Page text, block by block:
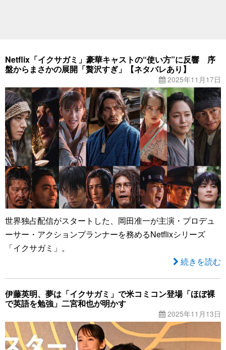
Netflix「イクサガミ」豪華キャストの“使い方”に反響 序
盤からまさかの展開「贅沢すぎ」【ネタバレあり】
2025年11月17日
世界独占配信がスタートした、岡田准一が主演・プロデュ
ーサー・アクションプランナーを務めるNetflixシリーズ
「イクサガミ」。
続きを読む
伊藤英明、夢は「イクサガミ」で米コミコン登場「ほぼ裸
で英語を勉強」二宮和也が明かす
2025年11月13日